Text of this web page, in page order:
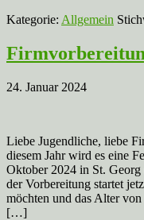
Kategorie: Allgemein
24. Januar 2024
Liebe Jugendliche, liebe
diesem Jahr wird es eine
Oktober 2024 in St.
der Vorbereitung startet
möchten und das Alter
[…]